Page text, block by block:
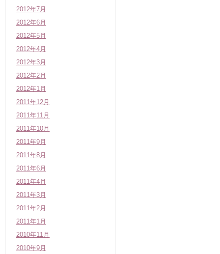
2012年7月
2012年6月
2012年5月
2012年4月
2012年3月
2012年2月
2012年1月
2011年12月
2011年11月
2011年10月
2011年9月
2011年8月
2011年6月
2011年4月
2011年3月
2011年2月
2011年1月
2010年11月
2010年9月